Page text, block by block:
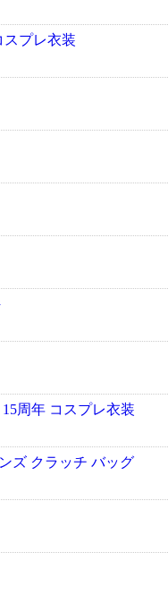
プレ衣装
周年 コスプレ衣装
ズ クラッチ バッグ